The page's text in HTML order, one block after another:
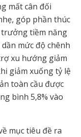
mất cân đối
góp phần thúc
tiềm năng
mức độ chênh
xu hướng giảm
giảm xuống tỷ lệ
toàn cầu được
bình 5,8% vào
mục tiêu đề ra